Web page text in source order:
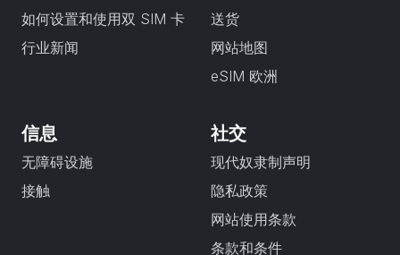
如何设置和使用双 SIM 卡
行业新闻
送货
网站地图
eSIM 欧洲
信息
无障碍设施
接触
社交
现代奴隶制声明
隐私政策
网站使用条款
条款和条件